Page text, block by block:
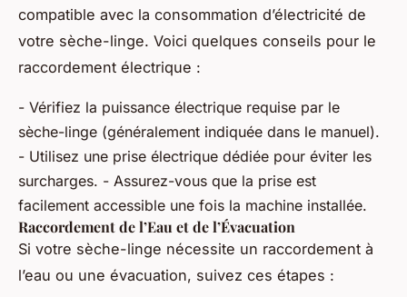
compatible avec la consommation d’électricité de
votre sèche-linge. Voici quelques conseils pour le
raccordement électrique :
- Vérifiez la puissance électrique requise par le
sèche-linge (généralement indiquée dans le manuel).
- Utilisez une prise électrique dédiée pour éviter les
surcharges. - Assurez-vous que la prise est
facilement accessible une fois la machine installée.
Raccordement de l’Eau et de l’Évacuation
Si votre sèche-linge nécessite un raccordement à
l’eau ou une évacuation, suivez ces étapes :